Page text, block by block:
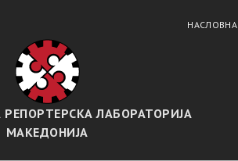
НАСЛОВНА
ЛАБОРАТОРИЈА
МАКЕДОНИЈА